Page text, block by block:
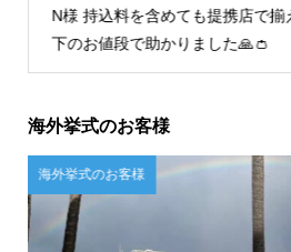
I様 初回フィッティング時から
してお任せすることができました
海外挙式のお客様
ご自宅試着のお客様